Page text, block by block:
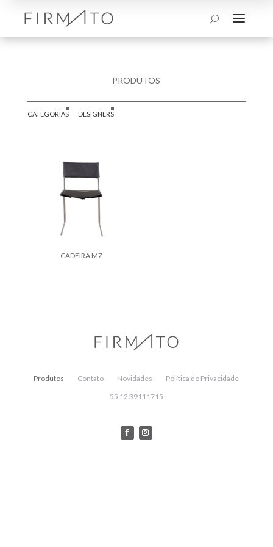
U a
PRODUTOS
CATEGORIAS DESIGNERS
CADEIRA MZ
Produtos Contato Novidades
Política de Privacidade
55 12 39111715